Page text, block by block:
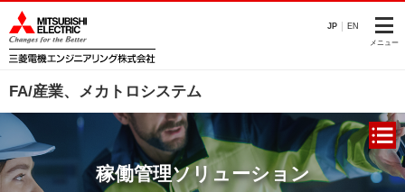
JP EN
メニュー
FA/産業、メカトロシステム
稼働管理ソリューション